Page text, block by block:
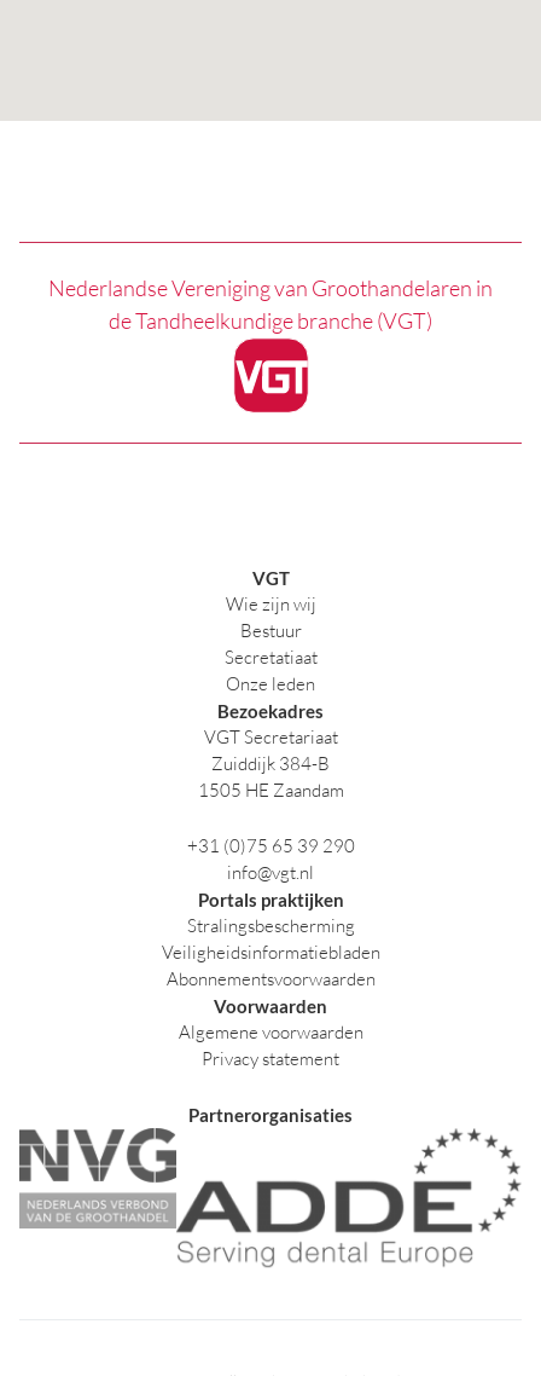
Nederlandse Vereniging van Groothandelaren in
de Tandheelkundige branche (VGT)
VGT
Wie zijn wij
Bestuur
Secretatiaat
Onze leden
Bezoekadres
VGT Secretariaat
Zuiddijk 384-B
1505 HE Zaandam
+31 (0)75 65 39 290
info@vgt.nl
Portals praktijken
Stralingsbescherming
Veiligheidsinformatiebladen
Abonnementsvoorwaarden
Voorwaarden
Algemene voorwaarden
Privacy statement
Partnerorganisaties